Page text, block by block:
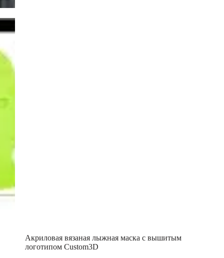
Акриловая вязаная лыжная маска с вышитым
логотипом Custom3D